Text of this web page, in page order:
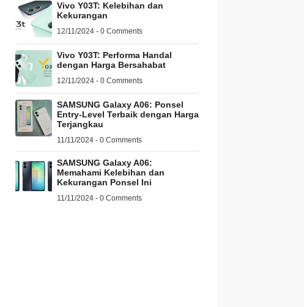
Vivo Y03T: Kelebihan dan
Kekurangan
12/11/2024 - 0 Comments
Vivo Y03T: Performa Handal
dengan Harga Bersahabat
12/11/2024 - 0 Comments
SAMSUNG Galaxy A06: Ponsel
Entry-Level Terbaik dengan Harga
Terjangkau
11/11/2024 - 0 Comments
SAMSUNG Galaxy A06:
Memahami Kelebihan dan
Kekurangan Ponsel Ini
11/11/2024 - 0 Comments